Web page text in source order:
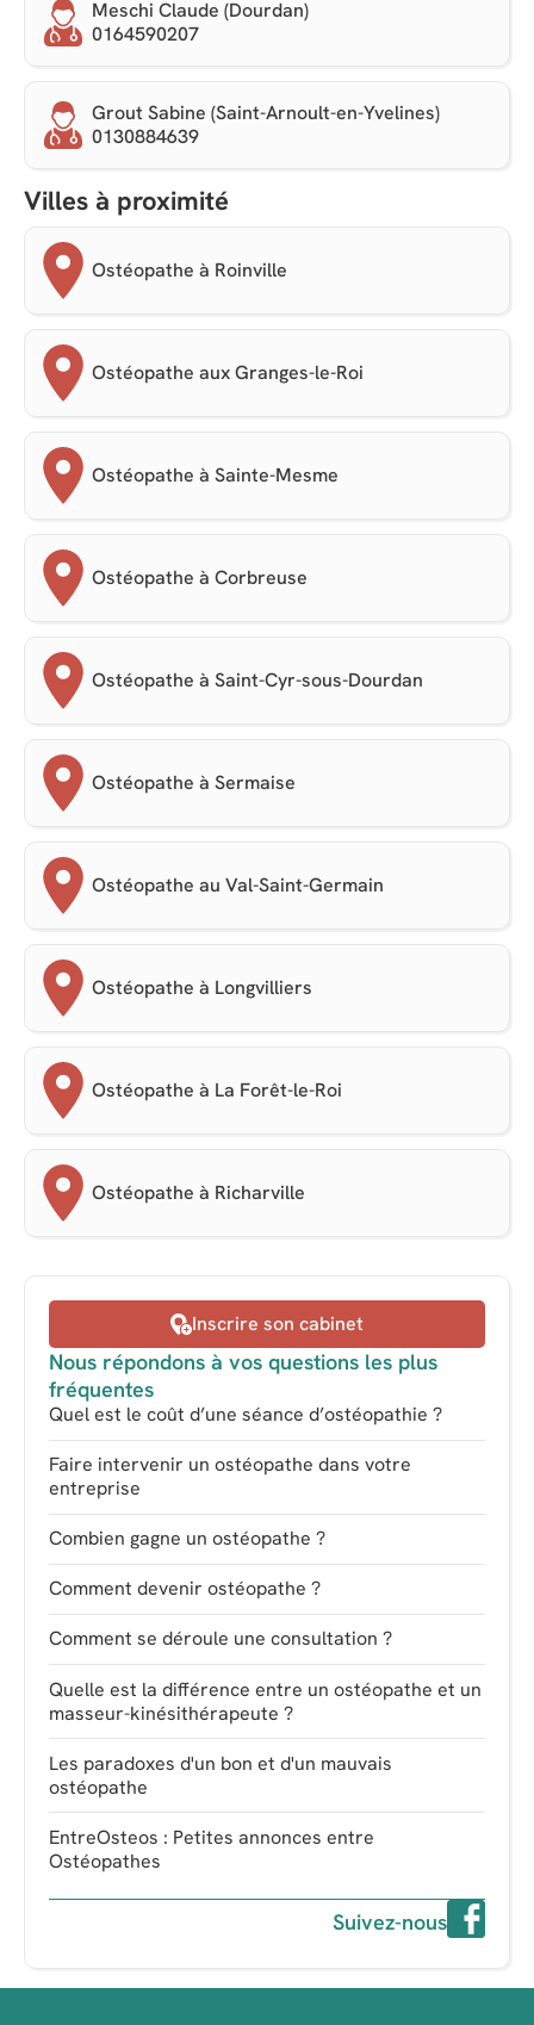
Meschi Claude (Dourdan)
0164590207
Grout Sabine (Saint-Arnoult-en-Yvelines)
0130884639
Villes à proximité
Ostéopathe à Roinville
Ostéopathe aux Granges-le-Roi
Ostéopathe à Sainte-Mesme
Ostéopathe à Corbreuse
Ostéopathe à Saint-Cyr-sous-Dourdan
Ostéopathe à Sermaise
Ostéopathe au Val-Saint-Germain
Ostéopathe à Longvilliers
Ostéopathe à La Forêt-le-Roi
Ostéopathe à Richarville
Inscrire son cabinet
Nous répondons à vos questions les plus
fréquentes
Quel est le coût d’une séance d’ostéopathie ?
Faire intervenir un ostéopathe dans votre
entreprise
Combien gagne un ostéopathe ?
Comment devenir ostéopathe ?
Comment se déroule une consultation ?
Quelle est la différence entre un ostéopathe et un
masseur-kinésithérapeute ?
Les paradoxes d'un bon et d'un mauvais
ostéopathe
EntreOsteos : Petites annonces entre
Ostéopathes
Suivez-nous